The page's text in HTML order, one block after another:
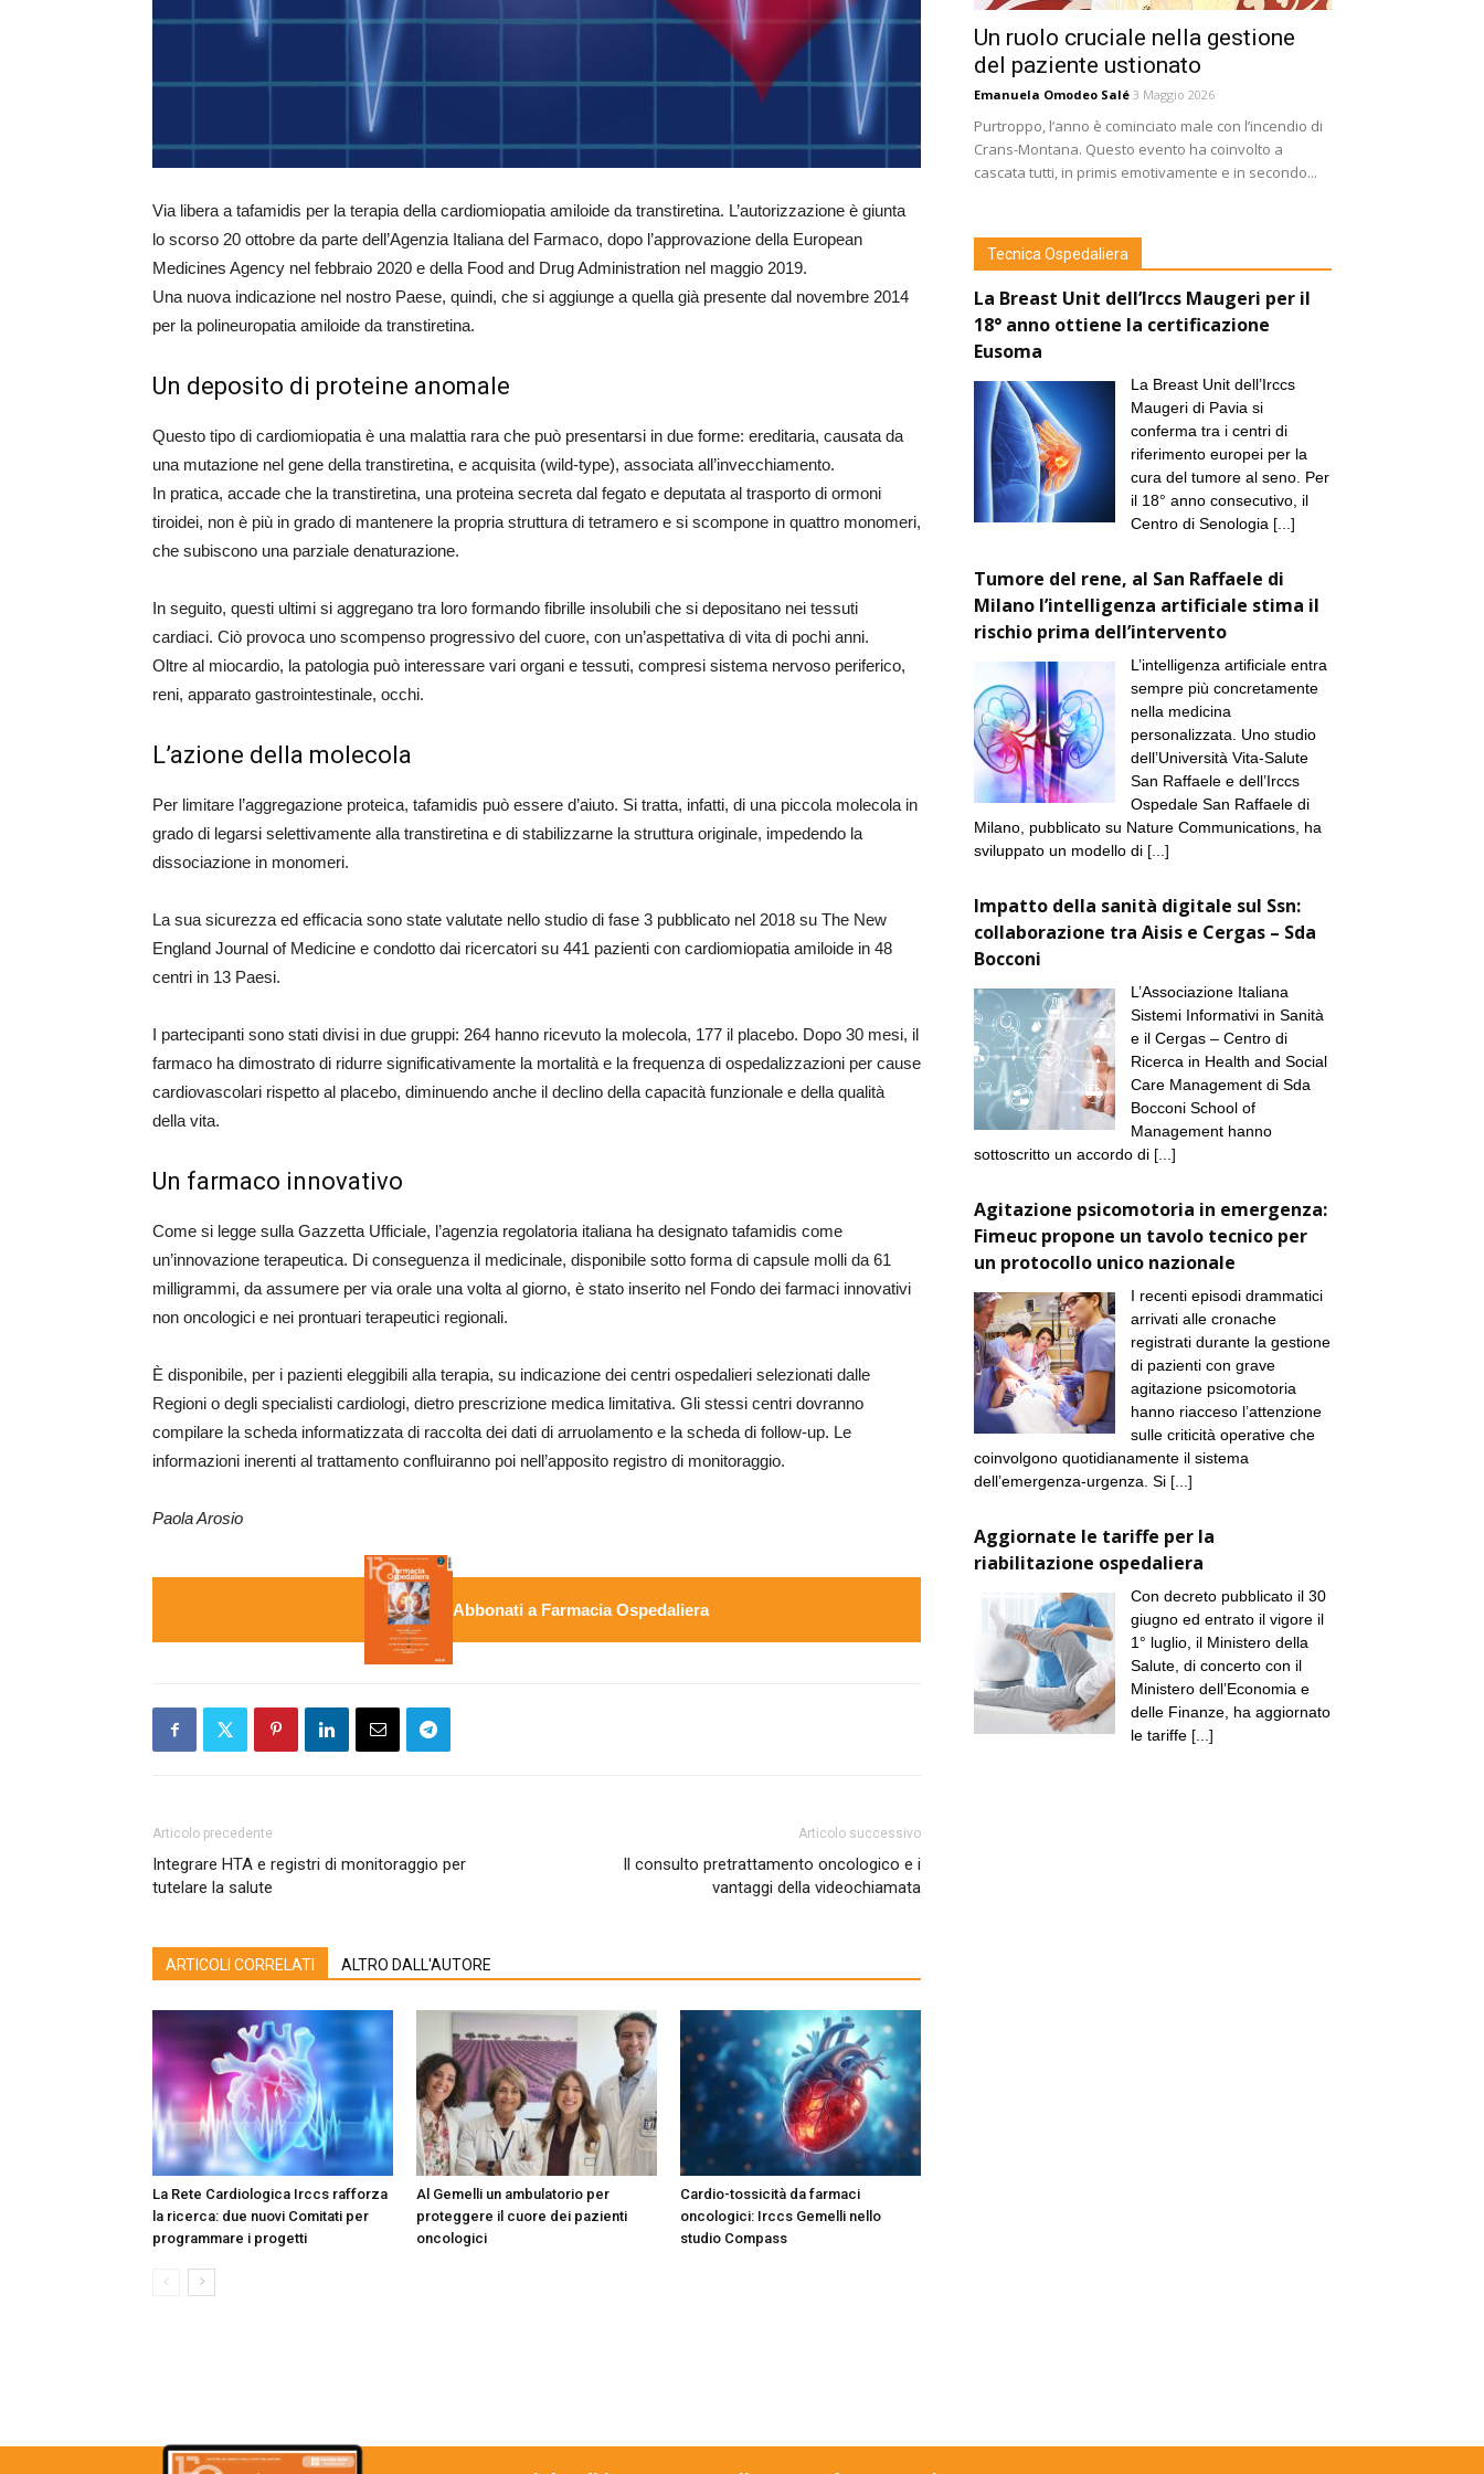
Via libera a tafamidis per la terapia della cardiomiopatia amiloide da transtiretina. L’autorizzazione è giunta
lo scorso 20 ottobre da parte dell’Agenzia Italiana del Farmaco, dopo l’approvazione della European
Medicines Agency nel febbraio 2020 e della Food and Drug Administration nel maggio 2019.
Una nuova indicazione nel nostro Paese, quindi, che si aggiunge a quella già presente dal novembre 2014
per la polineuropatia amiloide da transtiretina.
Un deposito di proteine anomale
Questo tipo di cardiomiopatia è una malattia rara che può presentarsi in due forme: ereditaria, causata da
una mutazione nel gene della transtiretina, e acquisita (wild-type), associata all’invecchiamento.
In pratica, accade che la transtiretina, una proteina secreta dal fegato e deputata al trasporto di ormoni
tiroidei, non è più in grado di mantenere la propria struttura di tetramero e si scompone in quattro monomeri,
che subiscono una parziale denaturazione.
In seguito, questi ultimi si aggregano tra loro formando fibrille insolubili che si depositano nei tessuti
cardiaci. Ciò provoca uno scompenso progressivo del cuore, con un’aspettativa di vita di pochi anni.
Oltre al miocardio, la patologia può interessare vari organi e tessuti, compresi sistema nervoso periferico,
reni, apparato gastrointestinale, occhi.
L’azione della molecola
Per limitare l’aggregazione proteica, tafamidis può essere d’aiuto. Si tratta, infatti, di una piccola molecola in
grado di legarsi selettivamente alla transtiretina e di stabilizzarne la struttura originale, impedendo la
dissociazione in monomeri.
La sua sicurezza ed efficacia sono state valutate nello studio di fase 3 pubblicato nel 2018 su The New
England Journal of Medicine e condotto dai ricercatori su 441 pazienti con cardiomiopatia amiloide in 48
centri in 13 Paesi.
I partecipanti sono stati divisi in due gruppi: 264 hanno ricevuto la molecola, 177 il placebo. Dopo 30 mesi, il
farmaco ha dimostrato di ridurre significativamente la mortalità e la frequenza di ospedalizzazioni per cause
cardiovascolari rispetto al placebo, diminuendo anche il declino della capacità funzionale e della qualità
della vita.
Un farmaco innovativo
Come si legge sulla Gazzetta Ufficiale, l’agenzia regolatoria italiana ha designato tafamidis come
un’innovazione terapeutica. Di conseguenza il medicinale, disponibile sotto forma di capsule molli da 61
milligrammi, da assumere per via orale una volta al giorno, è stato inserito nel Fondo dei farmaci innovativi
non oncologici e nei prontuari terapeutici regionali.
È disponibile, per i pazienti eleggibili alla terapia, su indicazione dei centri ospedalieri selezionati dalle
Regioni o degli specialisti cardiologi, dietro prescrizione medica limitativa. Gli stessi centri dovranno
compilare la scheda informatizzata di raccolta dei dati di arruolamento e la scheda di follow-up. Le
informazioni inerenti al trattamento confluiranno poi nell’apposito registro di monitoraggio.
Paola Arosio
Abbonati a Farmacia Ospedaliera
Articolo precedente
Integrare HTA e registri di monitoraggio per
tutelare la salute
Articolo successivo
Il consulto pretrattamento oncologico e i
vantaggi della videochiamata
ARTICOLI CORRELATI ALTRO DALL'AUTORE
La Rete Cardiologica Irccs rafforza
la ricerca: due nuovi Comitati per
programmare i progetti
Al Gemelli un ambulatorio per
proteggere il cuore dei pazienti
oncologici
Cardio-tossicità da farmaci
oncologici: Irccs Gemelli nello
studio Compass
Un ruolo cruciale nella gestione
del paziente ustionato
Emanuela Omodeo Salé 3 Maggio 2026
Purtroppo, l’anno è cominciato male con l’incendio di
Crans-Montana. Questo evento ha coinvolto a
cascata tutti, in primis emotivamente e in secondo...
Tecnica Ospedaliera
La Breast Unit dell’Irccs Maugeri per il
18° anno ottiene la certificazione
Eusoma
La Breast Unit dell’Irccs
Maugeri di Pavia si
conferma tra i centri di
riferimento europei per la
cura del tumore al seno. Per
il 18° anno consecutivo, il
Centro di Senologia [...]
Tumore del rene, al San Raffaele di
Milano l’intelligenza artificiale stima il
rischio prima dell’intervento
L’intelligenza artificiale entra
sempre più concretamente
nella medicina
personalizzata. Uno studio
dell’Università Vita-Salute
San Raffaele e dell’Irccs
Ospedale San Raffaele di
Milano, pubblicato su Nature Communications, ha
sviluppato un modello di [...]
Impatto della sanità digitale sul Ssn:
collaborazione tra Aisis e Cergas – Sda
Bocconi
L’Associazione Italiana
Sistemi Informativi in Sanità
e il Cergas – Centro di
Ricerca in Health and Social
Care Management di Sda
Bocconi School of
Management hanno
sottoscritto un accordo di [...]
Agitazione psicomotoria in emergenza:
Fimeuc propone un tavolo tecnico per
un protocollo unico nazionale
I recenti episodi drammatici
arrivati alle cronache
registrati durante la gestione
di pazienti con grave
agitazione psicomotoria
hanno riacceso l’attenzione
sulle criticità operative che
coinvolgono quotidianamente il sistema
dell’emergenza-urgenza. Si [...]
Aggiornate le tariffe per la
riabilitazione ospedaliera
Con decreto pubblicato il 30
giugno ed entrato il vigore il
1° luglio, il Ministero della
Salute, di concerto con il
Ministero dell’Economia e
delle Finanze, ha aggiornato
le tariffe [...]